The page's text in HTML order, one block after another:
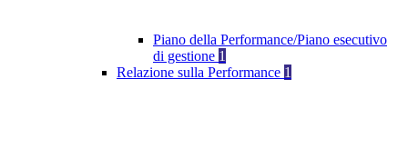
Piano della Performance/Piano esecutivo
di gestione 1
Relazione sulla Performance 1